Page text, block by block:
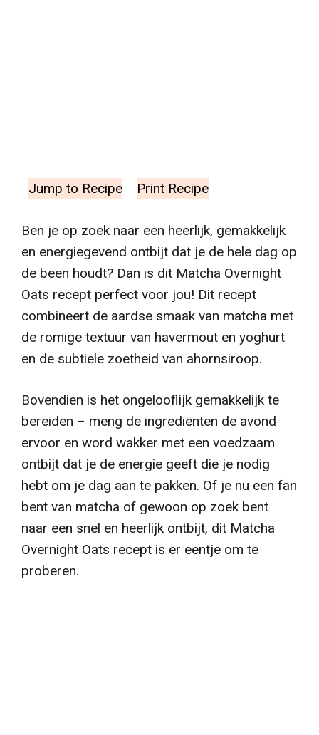
Jump to Recipe Print Recipe
Ben je op zoek naar een heerlijk, gemakkelijk
en energiegevend ontbijt dat je de hele dag op
de been houdt? Dan is dit Matcha Overnight
Oats recept perfect voor jou! Dit recept
combineert de aardse smaak van matcha met
de romige textuur van havermout en yoghurt
en de subtiele zoetheid van ahornsiroop.
Bovendien is het ongelooflijk gemakkelijk te
bereiden – meng de ingrediënten de avond
ervoor en word wakker met een voedzaam
ontbijt dat je de energie geeft die je nodig
hebt om je dag aan te pakken. Of je nu een fan
bent van matcha of gewoon op zoek bent
naar een snel en heerlijk ontbijt, dit Matcha
Overnight Oats recept is er eentje om te
proberen.